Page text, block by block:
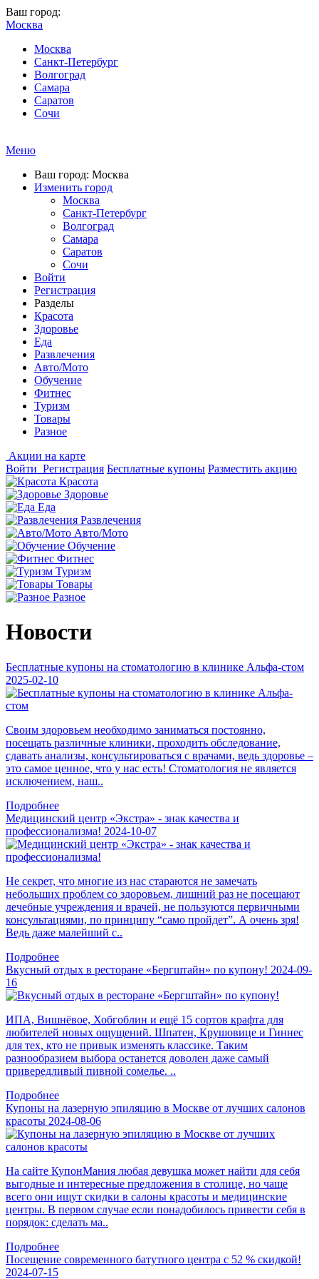
Ваш город:
Москва
Москва
Санкт-Петербург
Волгоград
Самара
Саратов
Сочи
Меню
Ваш город: Москва
Изменить город
Москва
Санкт-Петербург
Волгоград
Самара
Саратов
Сочи
Войти
Регистрация
Разделы
Красота
Здоровье
Еда
Развлечения
Авто/Мото
Обучение
Фитнес
Туризм
Товары
Разное
Акции на карте
Войти Регистрация Бесплатные купоны Разместить акцию
Красота
Здоровье
Еда
Развлечения
Авто/Мото
Обучение
Фитнес
Туризм
Товары
Разное
Новости
Бесплатные купоны на стоматологию в клинике Альфа-стом
2025-02-10
Своим здоровьем необходимо заниматься постоянно,
посещать различные клиники, проходить обследование,
сдавать анализы, консультироваться с врачами, ведь здоровье –
это самое ценное, что у нас есть! Стоматология не является
исключением, наш..
Подробнее
Медицинский центр «Экстра» - знак качества и
профессионализма! 2024-10-07
Не секрет, что многие из нас стараются не замечать
небольших проблем со здоровьем, лишний раз не посещают
лечебные учреждения и врачей, не пользуются первичными
консультациями, по принципу “само пройдет”. А очень зря!
Ведь даже малейший с..
Подробнее
Вкусный отдых в ресторане «Бергштайн» по купону! 2024-09-
16
ИПА, Вишнёвое, Хобгоблин и ещё 15 сортов крафта для
любителей новых ощущений. Шпатен, Крушовице и Гиннес
для тех, кто не привык изменять классике. Таким
разнообразием выбора останется доволен даже самый
привередливый пивной сомелье. ..
Подробнее
Купоны на лазерную эпиляцию в Москве от лучших салонов
красоты 2024-08-06
На сайте КупонМания любая девушка может найти для себя
выгодные и интересные предложения в столице, но чаще
всего они ищут скидки в салоны красоты и медицинские
центры. В первом случае если понадобилось привести себя в
порядок: сделать ма..
Подробнее
Посещение современного батутного центра с 52 % скидкой!
2024-07-15